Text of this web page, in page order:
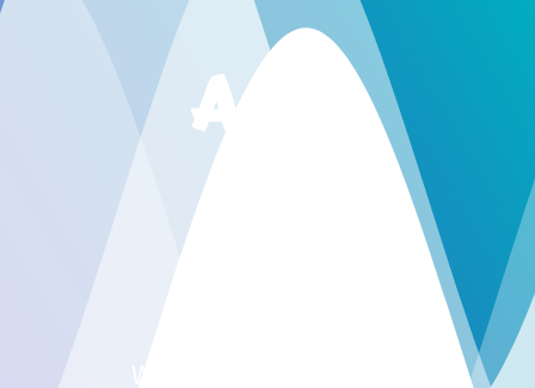
Arik